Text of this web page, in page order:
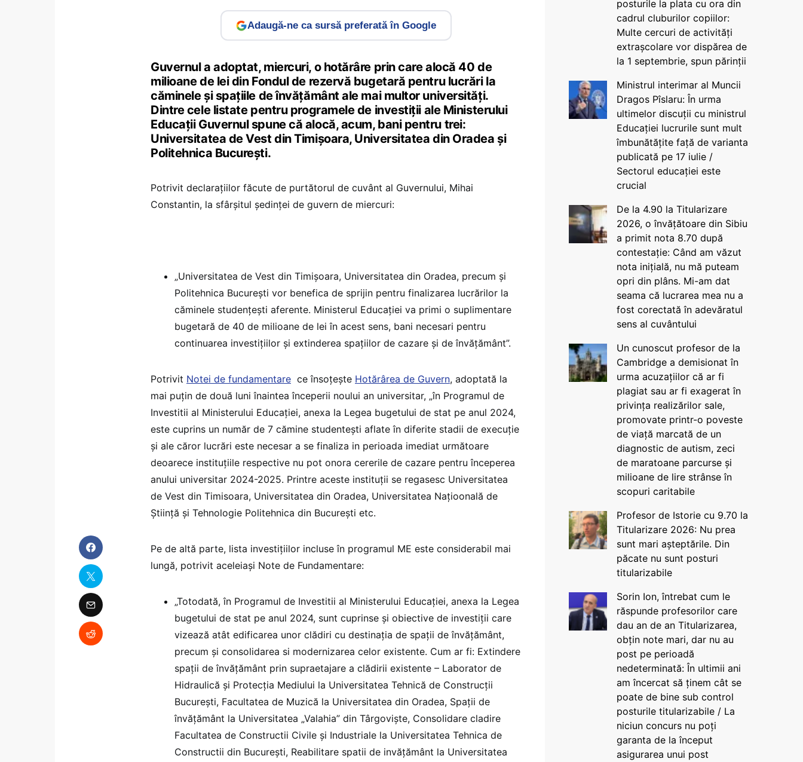
Adaugă-ne ca sursă preferată în Google
Guvernul a adoptat, miercuri, o hotărâre prin care alocă 40 de
milioane de lei din Fondul de rezervă bugetară pentru lucrări la
căminele și spațiile de învățământ ale mai multor universități.
Dintre cele listate pentru programele de investiții ale Ministerului
Educații Guvernul spune că alocă, acum, bani pentru trei:
Universitatea de Vest din Timișoara, Universitatea din Oradea și
Politehnica București.
Potrivit declarațiilor făcute de purtătorul de cuvânt al Guvernului, Mihai
Constantin, la sfârșitul ședinței de guvern de miercuri:
„Universitatea de Vest din Timișoara, Universitatea din Oradea, precum și
Politehnica București vor benefica de sprijin pentru finalizarea lucrărilor la
căminele studențești aferente. Ministerul Educației va primi o suplimentare
bugetară de 40 de milioane de lei în acest sens, bani necesari pentru
continuarea investițiilor și extinderea spațiilor de cazare și de învățământ”.
Potrivit Notei de fundamentare ce însoțește Hotărârea de Guvern, adoptată la
mai puțin de două luni înaintea începerii noului an universitar, „în Programul de
Investitii al Ministerului Educației, anexa la Legea bugetului de stat pe anul 2024,
este cuprins un număr de 7 cămine studentești aflate în diferite stadii de execuție
și ale căror lucrări este necesar a se finaliza in perioada imediat următoare
deoarece instituțiile respective nu pot onora cererile de cazare pentru începerea
anului universitar 2024-2025. Printre aceste instituții se regasesc Universitatea
de Vest din Timisoara, Universitatea din Oradea, Universitatea Națioonală de
Știință și Tehnologie Politehnica din București etc.
Pe de altă parte, lista investițiilor incluse în programul ME este considerabil mai
lungă, potrivit aceleiași Note de Fundamentare:
„Totodată, în Programul de Investitii al Ministerului Educației, anexa la Legea
bugetului de stat pe anul 2024, sunt cuprinse și obiective de investiții care
vizează atât edificarea unor clădiri cu destinația de spații de învățământ,
precum și consolidarea si modernizarea celor existente. Cum ar fi: Extindere
spații de învățământ prin supraetajare a clădirii existente – Laborator de
Hidraulică şi Protecția Mediului la Universitatea Tehnică de Construcții
București, Facultatea de Muzică la Universitatea din Oradea, Spații de
învățământ la Universitatea „Valahia” din Târgoviște, Consolidare cladire
Facultatea de Constructii Civile și Industriale la Universitatea Tehnica de
Constructii din București, Reabilitare spatii de invățământ la Universitatea
posturile la plata cu ora din
cadrul cluburilor copiilor:
Multe cercuri de activități
extrașcolare vor dispărea de
la 1 septembrie, spun părinții
Ministrul interimar al Muncii
Dragos Pîslaru: În urma
ultimelor discuții cu ministrul
Educației lucrurile sunt mult
îmbunătățite față de varianta
publicată pe 17 iulie /
Sectorul educației este
crucial
De la 4.90 la Titularizare
2026, o învățătoare din Sibiu
a primit nota 8.70 după
contestație: Când am văzut
nota inițială, nu mă puteam
opri din plâns. Mi-am dat
seama că lucrarea mea nu a
fost corectată în adevăratul
sens al cuvântului
Un cunoscut profesor de la
Cambridge a demisionat în
urma acuzațiilor că ar fi
plagiat sau ar fi exagerat în
privința realizărilor sale,
promovate printr-o poveste
de viață marcată de un
diagnostic de autism, zeci
de maratoane parcurse și
milioane de lire strânse în
scopuri caritabile
Profesor de Istorie cu 9.70 la
Titularizare 2026: Nu prea
sunt mari așteptările. Din
păcate nu sunt posturi
titularizabile
Sorin Ion, întrebat cum le
răspunde profesorilor care
dau an de an Titularizarea,
obțin note mari, dar nu au
post pe perioadă
nedeterminată: În ultimii ani
am încercat să ținem cât se
poate de bine sub control
posturile titularizabile / La
niciun concurs nu poți
garanta de la început
asigurarea unui post